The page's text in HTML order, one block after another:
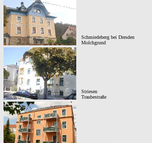
Schmiedeberg bei Dresden
Molchgrund
Striesen
Traubestraße